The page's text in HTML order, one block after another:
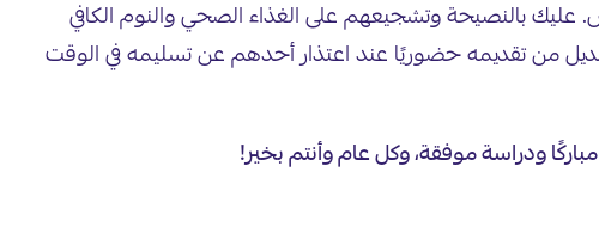
عليك بالنصيحة وتشجيعهم على الغذاء الصحي والنوم الكافي
من تقديمه حضوريًا عند اعتذار أحدهم عن تسليمه في الوقت
ودراسة موفقة، وكل عام وأنتم بخير!